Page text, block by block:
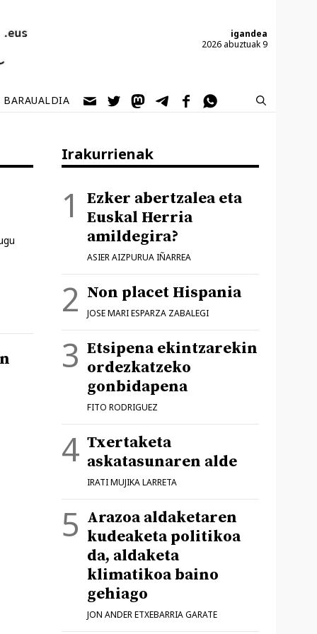
igandea
2026 abuztuak 9
BARAUALDIA
Irakurrienak
Ezker abertzalea eta
Euskal Herria
amildegira?
ASIER AIZPURUA IÑARREA
Non placet Hispania
JOSE MARI ESPARZA ZABALEGI
Etsipena ekintzarekin
ordezkatzeko
gonbidapena
FITO RODRIGUEZ
Txertaketa
askatasunaren alde
IRATI MUJIKA LARRETA
Arazoa aldaketaren
kudeaketa politikoa
da, aldaketa
klimatikoa baino
gehiago
JON ANDER ETXEBARRIA GARATE